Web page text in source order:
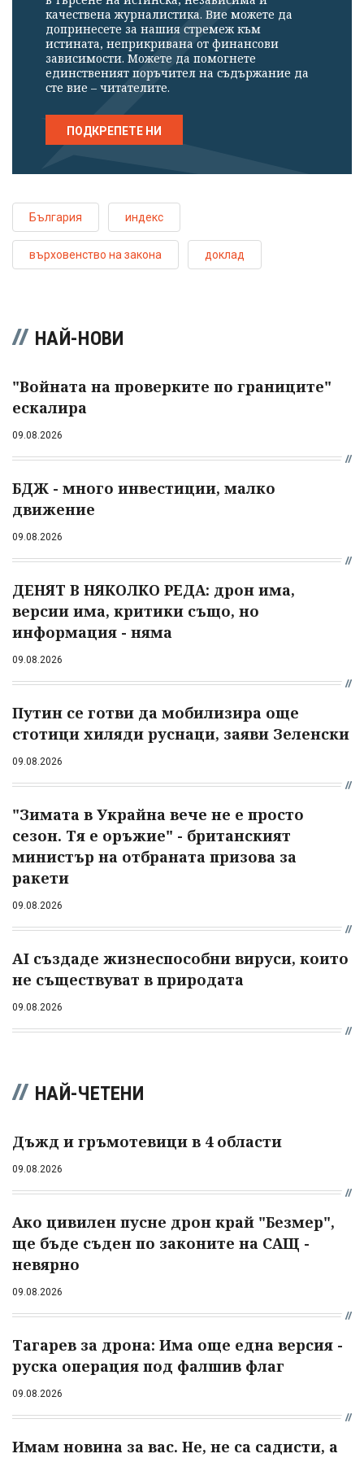
качествена журналистика. Вие можете да
допринесете за нашия стремеж към
истината, неприкривана от финансови
зависимости. Можете да помогнете
единственият поръчител на съдържание да
сте вие – читателите.
ПОДКРЕПЕТЕ НИ
България индекс
върховенство на закона доклад
НАЙ-НОВИ
"Войната на проверките по границите"
ескалира
09.08.2026
БДЖ - много инвестиции, малко
движение
09.08.2026
ДЕНЯТ В НЯКОЛКО РЕДА: дрон има,
версии има, критики също, но
информация - няма
09.08.2026
Путин се готви да мобилизира още
стотици хиляди руснаци, заяви Зеленски
09.08.2026
"Зимата в Украйна вече не е просто
сезон. Тя е оръжие" - британският
министър на отбраната призова за
ракети
09.08.2026
AI създаде жизнеспособни вируси, които
не съществуват в природата
09.08.2026
НАЙ-ЧЕТЕНИ
Дъжд и гръмотевици в 4 области
09.08.2026
Ако цивилен пусне дрон край "Безмер",
ще бъде съден по законите на САЩ -
невярно
09.08.2026
Тагарев за дрона: Има още една версия -
руска операция под фалшив флаг
09.08.2026
Имам новина за вас. Не, не са садисти, а